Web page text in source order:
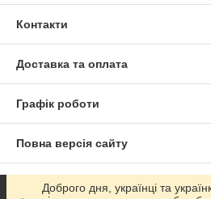
Контакти
Доставка та оплата
Графік роботи
Повна версія сайту
Сайт створено на маркетплейсі
Доброго дня, українці та